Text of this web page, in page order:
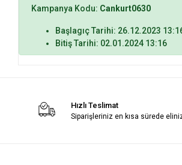
Kampanya Kodu: Cankurt0630
Başlagıç Tarihi: 26.12.2023
Bitiş Tarihi: 02.01.2024 13:16
Hızlı Teslimat
Siparişleriniz en kısa sürede